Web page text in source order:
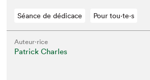
Séance de dédicace Pour tou⋅te⋅s
Auteur·rice
Patrick Charles